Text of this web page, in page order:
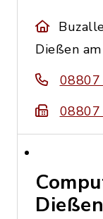
Dießen
Dießen